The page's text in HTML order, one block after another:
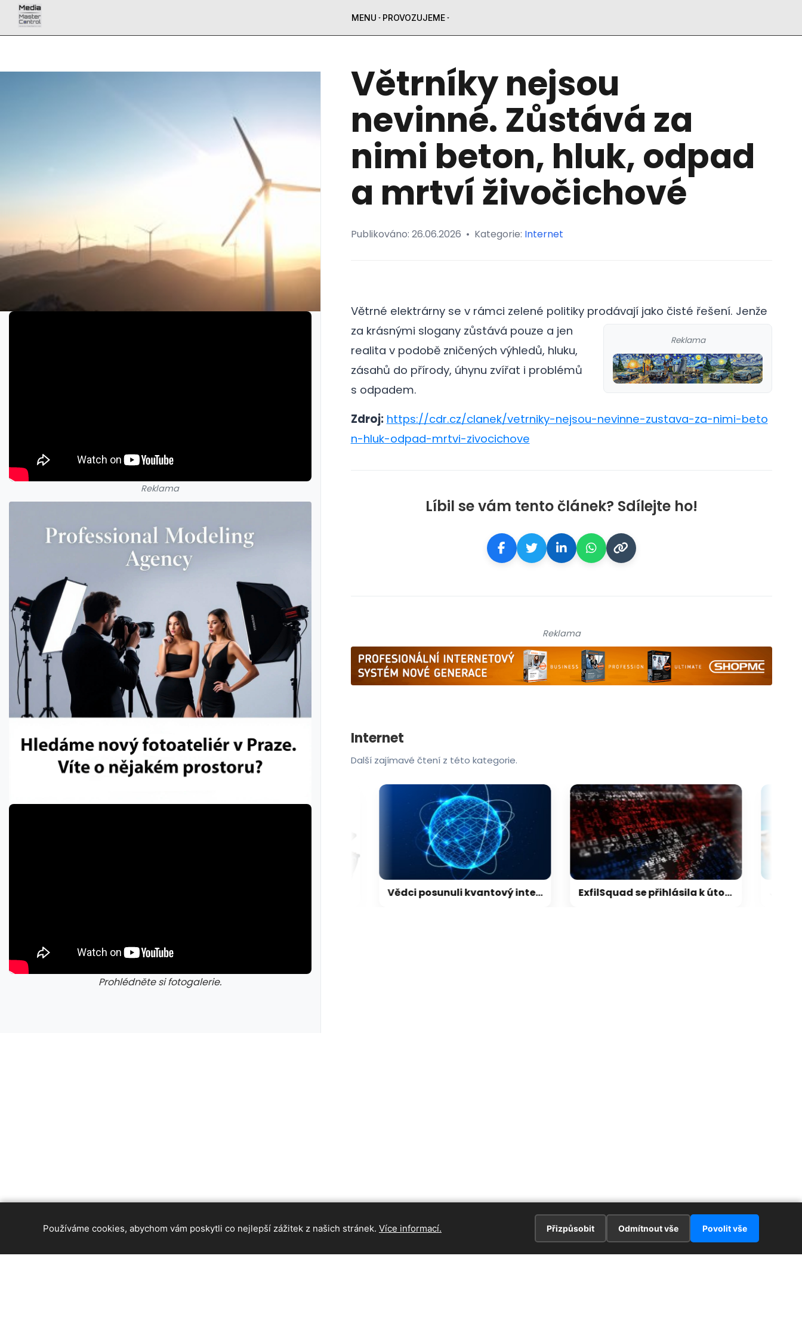
MENU PROVOZUJEME
Reklama
Prohlédněte si fotogalerie.
Větrníky nejsou
nevinné. Zůstává za
nimi beton, hluk, odpad
a mrtví živočichové
Publikováno: 26.06.2026 • Kategorie: Internet
Větrné elektrárny se v rámci zelené politiky prodávají jako čisté řešení.
Reklama
Jenže
za krásnými slogany zůstává pouze a jen
realita v podobě zničených výhledů, hluku,
zásahů do přírody, úhynu zvířat i problémů
s odpadem.
Zdroj: https://cdr.cz/clanek/vetrniky-nejsou-nevinne-zustava-za-nimi-beto
n-hluk-odpad-mrtvi-zivocichove
Líbil se vám tento článek? Sdílejte ho!
Reklama
Internet
Další zajímavé čtení z této kategorie.
Vědci posunuli kvantový internet. Propojili ho s běžným internetem ExfilSquad se přihlásila k útoku na britskou policii. Žádala výkupné za mlčení
Používáme cookies, abychom vám poskytli co nejlepší zážitek z našich stránek. Více informací. Přizpůsobit Odmítnout vše Povolit vše